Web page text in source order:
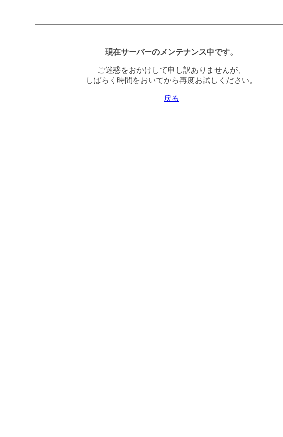
現在サーバーのメンテナンス中です。
ご迷惑をおかけして申し訳ありませんが、
しばらく時間をおいてから再度お試しください。
戻る